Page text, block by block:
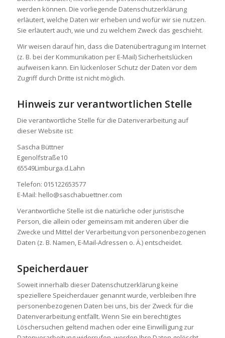
werden können. Die vorliegende Datenschutzerklärung
erläutert, welche Daten wir erheben und wofür wir sie nutzen.
Sie erläutert auch, wie und zu welchem Zweck das geschieht.
Wir weisen darauf hin, dass die Datenübertragung im Internet
(z. B. bei der Kommunikation per E-Mail) Sicherheitslücken
aufweisen kann. Ein lückenloser Schutz der Daten vor dem
Zugriff durch Dritte ist nicht möglich.
Hinweis zur verantwortlichen Stelle
Die verantwortliche Stelle für die Datenverarbeitung auf
dieser Website ist:
Sascha Büttner
Egenolfstraße10
65549Limburga.d.Lahn
Telefon: 015122653577
E-Mail: hello@saschabuettner.com
Verantwortliche Stelle ist die natürliche oder juristische
Person, die allein oder gemeinsam mit anderen über die
Zwecke und Mittel der Verarbeitung von personenbezogenen
Daten (z. B. Namen, E-Mail-Adressen o. Ä.) entscheidet.
Speicherdauer
Soweit innerhalb dieser Datenschutzerklärung keine
speziellere Speicherdauer genannt wurde, verbleiben Ihre
personenbezogenen Daten bei uns, bis der Zweck für die
Datenverarbeitung entfällt. Wenn Sie ein berechtigtes
Löschersuchen geltend machen oder eine Einwilligung zur